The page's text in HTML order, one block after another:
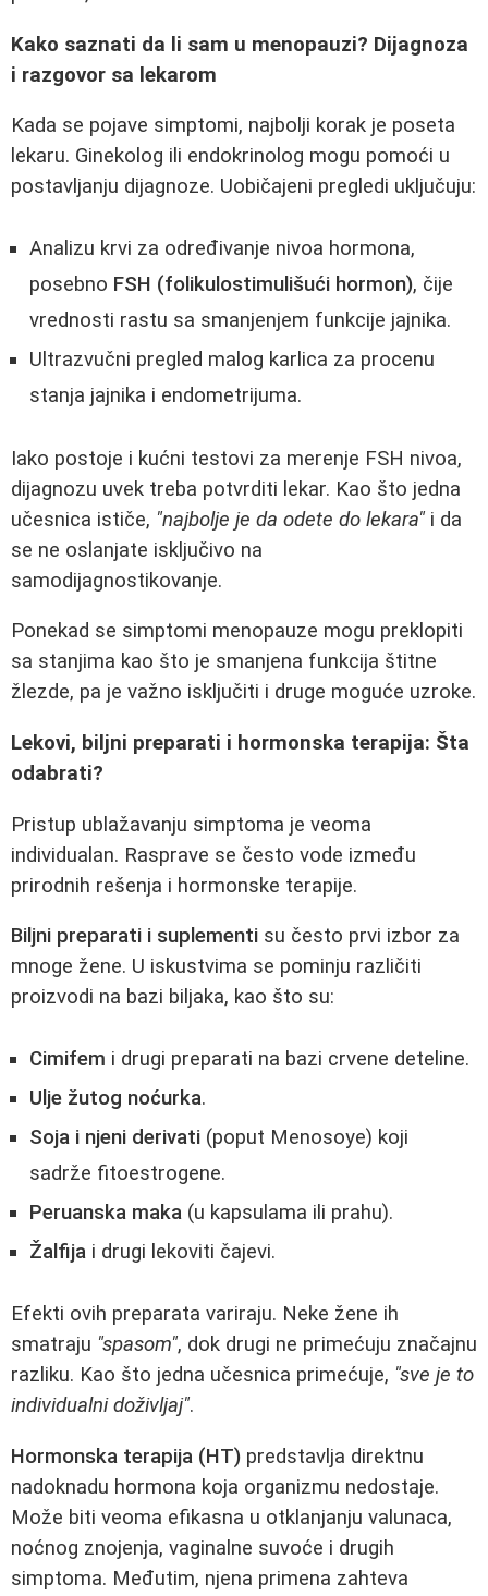
Kako saznati da li sam u menopauzi? Dijagnoza
i razgovor sa lekarom
Kada se pojave simptomi, najbolji korak je poseta
lekaru. Ginekolog ili endokrinolog mogu pomoći u
postavljanju dijagnoze. Uobičajeni pregledi uključuju:
Analizu krvi za određivanje nivoa hormona,
posebno FSH (folikulostimulišući hormon), čije
vrednosti rastu sa smanjenjem funkcije jajnika.
Ultrazvučni pregled malog karlica za procenu
stanja jajnika i endometrijuma.
Iako postoje i kućni testovi za merenje FSH nivoa,
dijagnozu uvek treba potvrditi lekar. Kao što jedna
učesnica ističe, "najbolje je da odete do lekara" i da
se ne oslanjate isključivo na
samodijagnostikovanje.
Ponekad se simptomi menopauze mogu preklopiti
sa stanjima kao što je smanjena funkcija štitne
žlezde, pa je važno isključiti i druge moguće uzroke.
Lekovi, biljni preparati i hormonska terapija: Šta
odabrati?
Pristup ublažavanju simptoma je veoma
individualan. Rasprave se često vode između
prirodnih rešenja i hormonske terapije.
Biljni preparati i suplementi su često prvi izbor za
mnoge žene. U iskustvima se pominju različiti
proizvodi na bazi biljaka, kao što su:
Cimifem i drugi preparati na bazi crvene deteline.
Ulje žutog noćurka.
Soja i njeni derivati (poput Menosoye) koji
sadrže fitoestrogene.
Peruanska maka (u kapsulama ili prahu).
Žalfija i drugi lekoviti čajevi.
Efekti ovih preparata variraju. Neke žene ih
smatraju "spasom", dok drugi ne primećuju značajnu
razliku. Kao što jedna učesnica primećuje, "sve je to
individualni doživljaj".
Hormonska terapija (HT) predstavlja direktnu
nadoknadu hormona koja organizmu nedostaje.
Može biti veoma efikasna u otklanjanju valunaca,
noćnog znojenja, vaginalne suvoće i drugih
simptoma. Međutim, njena primena zahteva